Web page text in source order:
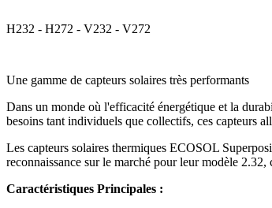
H232 - H272 - V232 - V272
Une gamme de capteurs solaires très performants
Dans un monde où l'efficacité énergétique et la
besoins tant individuels que collectifs, ces capteurs
Les capteurs solaires thermiques ECOSOL
reconnaissance sur le marché pour leur modèle
Caractéristiques Principales :